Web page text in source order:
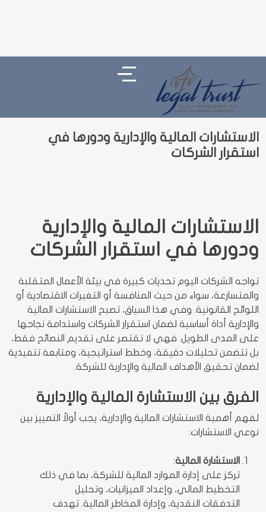
الاستشارات المالية والإدارية ودورها في
استقرار الشركات
الاستشارات المالية والإدارية
ودورها في استقرار الشركات
تواجه الشركات اليوم تحديات كبيرة في بيئة الأعمال المتقلبة
والمتسارعة، سواء من حيث المنافسة أو التغيرات الاقتصادية أو
اللوائح القانونية. وفي هذا السياق، تصبح الاستشارات المالية
والإدارية أداة أساسية لضمان استقرار الشركات واستدامة نجاحها
على المدى الطويل. فهي لا تقتصر على تقديم النصائح فقط،
بل تتضمن تحليلات دقيقة، وخطط استراتيجية، ومتابعة تنفيذية
لضمان تحقيق الأهداف المالية والإدارية للشركة.
الفرق بين الاستشارة المالية والإدارية
لفهم أهمية الاستشارات المالية والإدارية، يجب أولاً التمييز بين
نوعي الاستشارات:
الاستشارة المالية:
تركز على إدارة الموارد المالية للشركة، بما في ذلك
التخطيط المالي، وإعداد الميزانيات، وتحليل
التدفقات النقدية، وإدارة المخاطر المالية. تهدف